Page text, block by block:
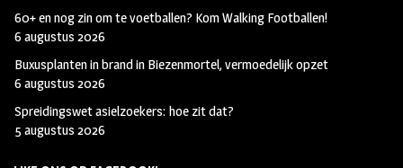
60+ en nog zin om te voetballen? Kom Walking Footballen!
6 augustus 2026
Buxusplanten in brand in Biezenmortel, vermoedelijk opzet
6 augustus 2026
Spreidingswet asielzoekers: hoe zit dat?
5 augustus 2026